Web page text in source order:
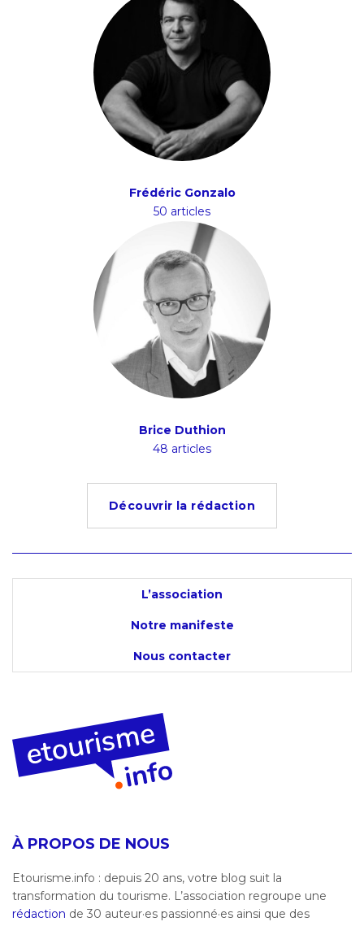
Frédéric Gonzalo
50 articles
Brice Duthion
48 articles
Découvrir la rédaction
L’association
Notre manifeste
Nous contacter
À PROPOS DE NOUS
Etourisme.info : depuis 20 ans, votre blog suit la
transformation du tourisme. L’association regroupe une
rédaction de 30 auteur·es passionné·es ainsi que des